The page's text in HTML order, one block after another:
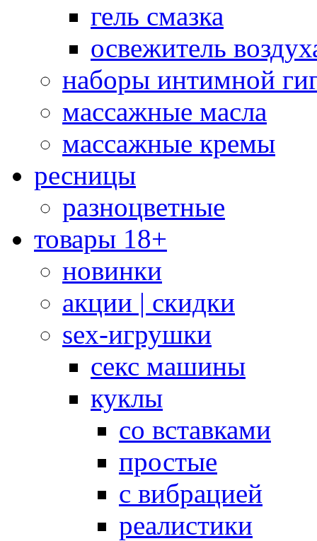
гель смазка
освежитель
наборы интимной
массажные масла
массажные кремы
ресницы
разноцветные
товары 18+
новинки
акции | скидки
sex-игрушки
секс машины
куклы
со вставками
простые
с вибрацией
реалистики